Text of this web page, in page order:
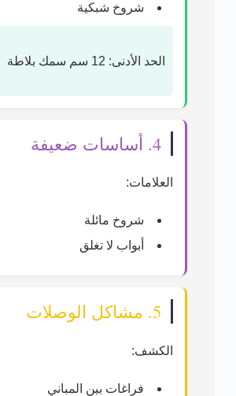
شروخ شبكية
الحد الأدنى:
4. أساسات ضعيفة
العلامات:
شروخ مائلة
أبواب لا تغلق
5. مشاكل الوصلات
الكشف:
فراغات بين المباني